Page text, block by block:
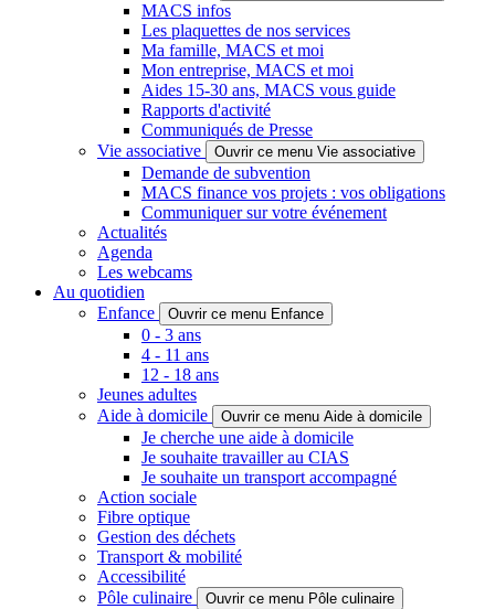
MACS infos
Les plaquettes de nos services
Ma famille, MACS et moi
Mon entreprise, MACS et moi
Aides 15-30 ans, MACS vous guide
Rapports d'activité
Communiqués de Presse
Vie associative
Ouvrir ce menu Vie associative
Demande de subvention
MACS finance vos projets : vos obligations
Communiquer sur votre événement
Actualités
Agenda
Les webcams
Au quotidien
Enfance
Ouvrir ce menu Enfance
0 - 3 ans
4 - 11 ans
12 - 18 ans
Jeunes adultes
Aide à domicile
Ouvrir ce menu Aide à domicile
Je cherche une aide à domicile
Je souhaite travailler au CIAS
Je souhaite un transport accompagné
Action sociale
Fibre optique
Gestion des déchets
Transport & mobilité
Accessibilité
Pôle culinaire
Ouvrir ce menu Pôle culinaire